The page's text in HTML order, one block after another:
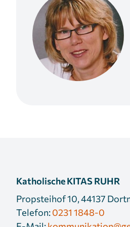
Katholische KITAS RUHR
Propsteihof 10, 44137
Telefon:0231 1848-0